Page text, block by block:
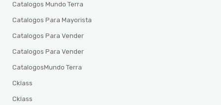
Catalogos Mundo Terra
Catalogos Para Mayorista
Catalogos Para Vender
Catalogos Para Vender
CatalogosMundo Terra
Cklass
Cklass